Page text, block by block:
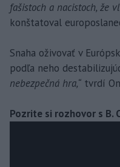
fašistoch a nacistoch, že
konštatoval
Snaha oživovať v
podľa neho
nebezpečná hra,“ tvrdí
Pozrite si rozhovor s B.